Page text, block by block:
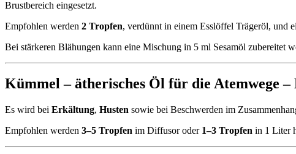
Brustbereich eingesetzt.
Empfohlen werden 2 Tropfen, verdünnt in einem Esslöffel Trägeröl, und
Bei stärkeren Blähungen kann eine Mischung in 5 ml Sesamöl
Kümmel – ätherisches Öl für die Atemwege –
Es wird bei Erkältung, Husten sowie bei Beschwerden im
Empfohlen werden 3–5 Tropfen im Diffusor oder 1–3 Tropfen in 1 Liter